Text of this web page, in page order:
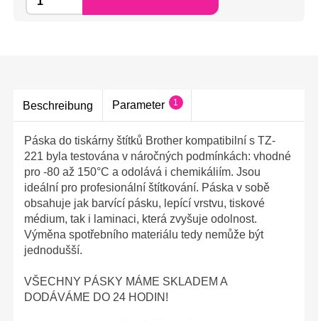
Beschreibung Parameter 1
Páska do tiskárny štítků Brother kompatibilní s TZ-
221 byla testována v náročných podmínkách: vhodné
pro -80 až 150°C a odolává i chemikáliím. Jsou
ideální pro profesionální štítkování. Páska v sobě
obsahuje jak barvící pásku, lepící vrstvu, tiskové
médium, tak i laminaci, která zvyšuje odolnost.
Výměna spotřebního materiálu tedy nemůže být
jednodušší.
VŠECHNY PÁSKY MÁME SKLADEM A
DODÁVÁME DO 24 HODIN!